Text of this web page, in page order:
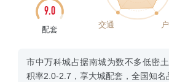
9.0
配套
交通
市中万科城占据南城为数不多低密
积率2.0-2.7，享大城配套，全国知名